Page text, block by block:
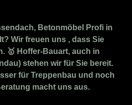
Betonmöbel Profi in
Wir freuen uns , dass Sie
🥇 Hoffer-Bauart, auch in
stehen wir für Sie bereit.
für Treppenbau und noch
macht uns aus.